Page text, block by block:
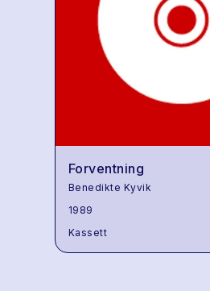
Forventning
Benedikte Kyvik
1989
Kassett